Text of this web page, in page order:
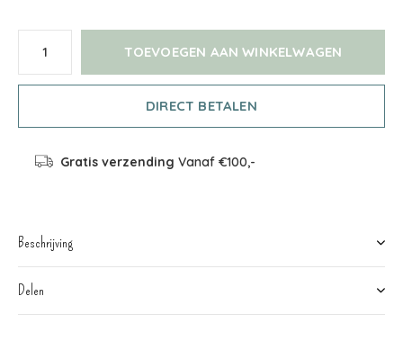
TOEVOEGEN AAN WINKELWAGEN
DIRECT BETALEN
Gratis verzending Vanaf €100,-
Beschrijving
Delen